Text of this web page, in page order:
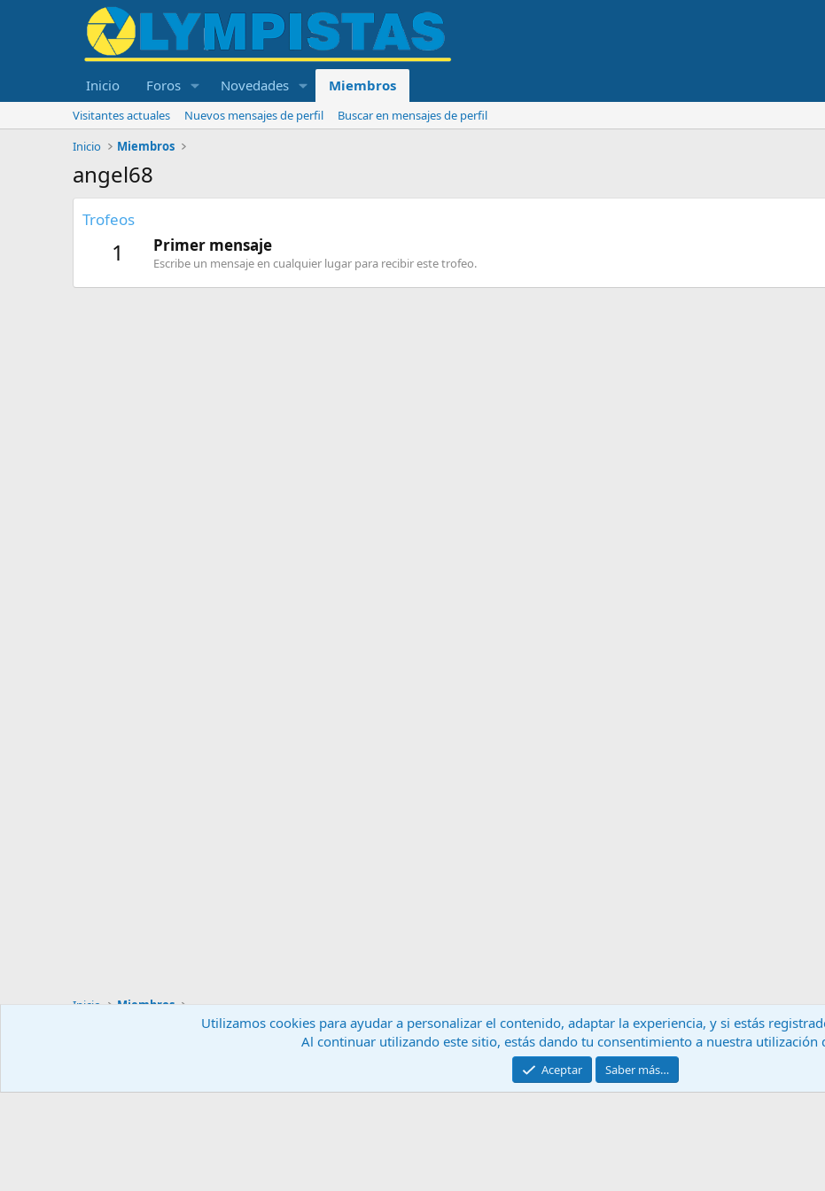
Inicio Foros Novedades Miembros
Visitantes actuales Nuevos mensajes de perfil
Buscar en mensajes de perfil
Inicio
Miembros
angel68
Trofeos
1 Primer mensaje
Escribe un mensaje en cualquier lugar para recibir este trofeo.
Inicio Miembros
Contáctanos
Community platform by XenForo® © 2010-2024 XenForo Ltd.
Utilizamos cookies para ayudar a personalizar el contenido, adaptar la experiencia, y si estás
Al continuar utilizando este sitio, estás dando tu consentimiento a nuestra utilización
Aceptar Saber más…